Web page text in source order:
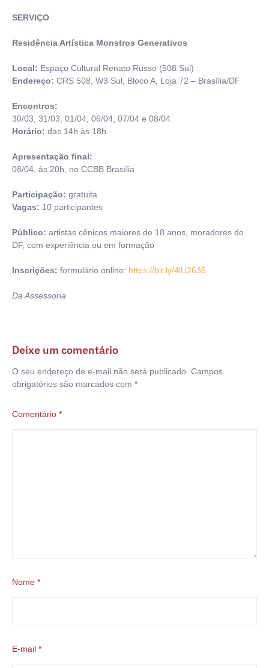
SERVIÇO
Residência Artística Monstros Generativos
Local: Espaço Cultural Renato Russo (508 Sul)
Endereço: CRS 508, W3 Sul, Bloco A, Loja 72 – Brasília/DF
Encontros:
30/03, 31/03, 01/04, 06/04, 07/04 e 08/04
Horário: das 14h às 18h
Apresentação final:
08/04, às 20h, no CCBB Brasília
Participação: gratuita
Vagas: 10 participantes
Público: artistas cênicos maiores de 18 anos, moradores do
DF, com experiência ou em formação
Inscrições: formulário online: https://bit.ly/4lU2636
Da Assessoria
Deixe um comentário
O seu endereço de e-mail não será publicado. Campos
obrigatórios são marcados com *
Comentário *
Nome *
E-mail *